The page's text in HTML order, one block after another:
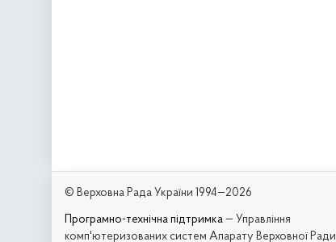
© Верховна Рада України 1994—2026
Програмно-технічна підтримка — Управління
комп'ютеризованих систем Апарату Верховної Ради